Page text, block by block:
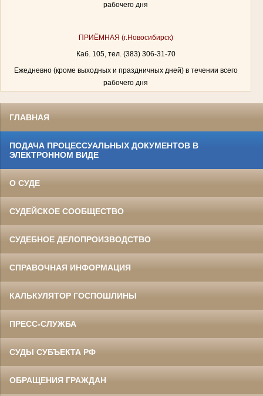
рабочего дня
ПРИЁМНАЯ (г.Новосибирск)
Каб. 105, тел. (383) 306-31-70
Ежедневно (кроме выходных и праздничных дней) в течении всего
рабочего дня
ГЛАВНАЯ
ПОДАЧА ПРОЦЕССУАЛЬНЫХ ДОКУМЕНТОВ В
ЭЛЕКТРОННОМ ВИДЕ
О СУДЕ
СУДЕЙСКОЕ СООБЩЕСТВО
СУДЕБНОЕ ДЕЛОПРОИЗВОДСТВО
СПРАВОЧНАЯ ИНФОРМАЦИЯ
КАЛЬКУЛЯТОР ГОСПОШЛИНЫ
ПРЕСС-СЛУЖБА
СУДЫ СУБЪЕКТА РФ
ОБРАЩЕНИЯ ГРАЖДАН